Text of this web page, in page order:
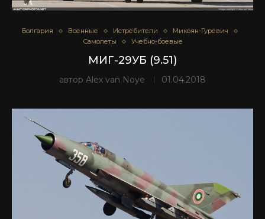
Болгария Военные Истребители
Микоян-Гуревич
Самолеты
Учебно-боевые
МИГ-29УБ (9.51)
автор Alex van Noye 01.04.2018